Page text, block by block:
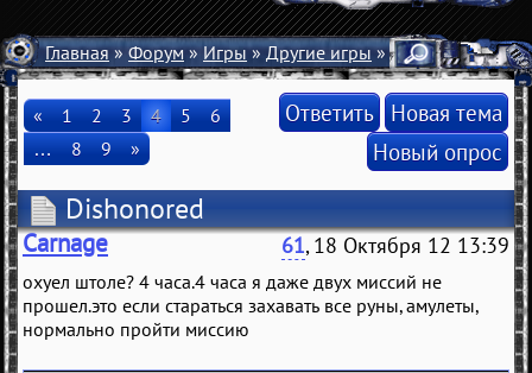
Главная»Форум»Игры»Другие игры» Dishonored
« 1 2 3 4 5
6
…
8 9 »
Ответить Новая тема
Новый опрос
Dishonored
Carnage 61, 18 Октября 12 13:39
охуел штоле? 4 часа.4 часа я даже двух миссий не
прошел.это если стараться захавать все руны, амулеты,
нормально пройти миссию